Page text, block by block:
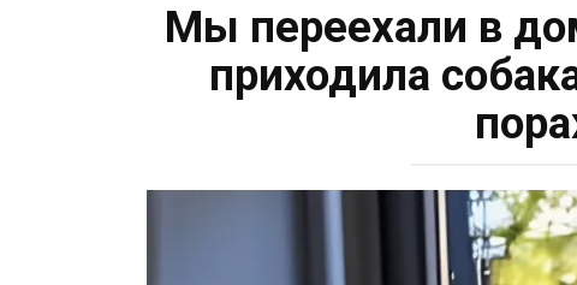
Мы переехали в
приходила